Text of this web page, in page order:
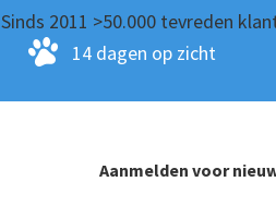
Sinds 2011 >50.000 tevreden
14 dagen op zicht
Aanmelden voor